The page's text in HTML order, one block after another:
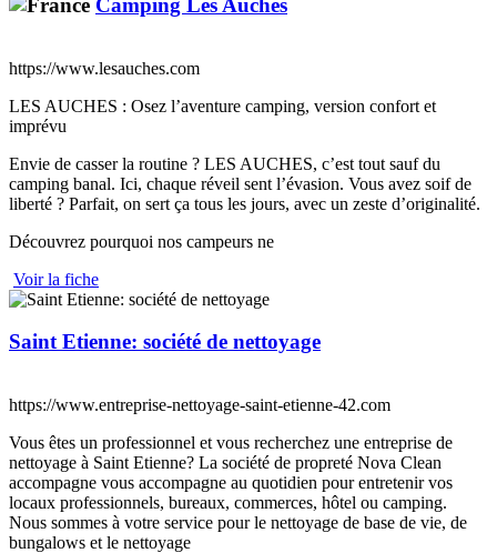
Camping Les Auches
https://www.lesauches.com
LES AUCHES : Osez l’aventure camping, version confort et
imprévu
Envie de casser la routine ? LES AUCHES, c’est tout sauf du
camping banal. Ici, chaque réveil sent l’évasion. Vous avez soif de
liberté ? Parfait, on sert ça tous les jours, avec un zeste d’originalité.
Découvrez pourquoi nos campeurs ne
Voir la fiche
Saint Etienne: société de nettoyage
https://www.entreprise-nettoyage-saint-etienne-42.com
Vous êtes un professionnel et vous recherchez une entreprise de
nettoyage à Saint Etienne? La société de propreté Nova Clean
accompagne vous accompagne au quotidien pour entretenir vos
locaux professionnels, bureaux, commerces, hôtel ou camping.
Nous sommes à votre service pour le nettoyage de base de vie, de
bungalows et le nettoyage